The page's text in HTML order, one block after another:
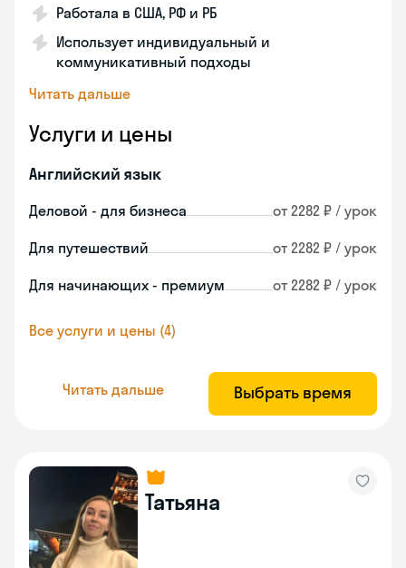
Работала в США, РФ и РБ
Использует индивидуальный и
коммуникативный подходы
Читать дальше
Услуги и цены
Английский язык
Деловой - для бизнеса от 2282 ₽ / урок
Для путешествий от 2282 ₽ / урок
Для начинающих - премиум от 2282 ₽ / урок
Все услуги и цены (4)
Читать дальше Выбрать время
Татьяна